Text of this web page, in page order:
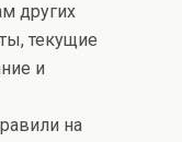
других
текущие
и
на